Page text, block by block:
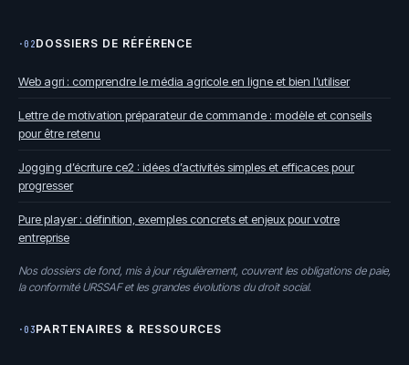
·02DOSSIERS DE RÉFÉRENCE
Web agri : comprendre le média agricole en ligne et bien l’utiliser
Lettre de motivation préparateur de commande : modèle et conseils
pour être retenu
Jogging d’écriture ce2 : idées d’activités simples et efficaces pour
progresser
Pure player : définition, exemples concrets et enjeux pour votre
entreprise
Nos dossiers de fond, mis à jour régulièrement, couvrent les obligations de paie,
la conformité URSSAF et les grandes évolutions du droit social.
·03PARTENAIRES & RESSOURCES